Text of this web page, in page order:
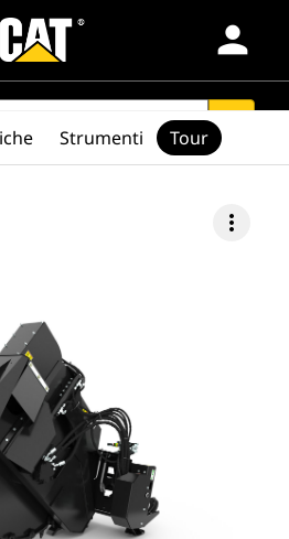
person
search
more_vert
Strumenti Tour